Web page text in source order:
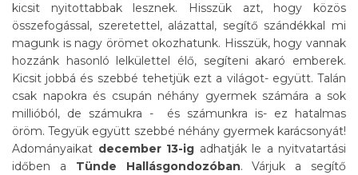
kicsit nyitottabbak lesznek. Hisszük azt, hogy közös
összefogással, szeretettel, alázattal, segítő szándékkal mi
magunk is nagy örömet okozhatunk. Hisszük, hogy vannak
hozzánk hasonló lelkülettel élő, segíteni akaró emberek.
Kicsit jobbá és szebbé tehetjük ezt a világot- együtt. Talán
csak napokra és csupán néhány gyermek számára a sok
millióból, de számukra - és számunkra is- ez hatalmas
öröm. Tegyük együtt szebbé néhány gyermek karácsonyát!
Adományaikat december 13-ig adhatják le a nyitvatartási
időben a Tünde Hallásgondozóban. Várjuk a segítő